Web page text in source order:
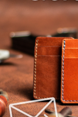
grafického motivu
Vám zdarma
nelze zboží vracet